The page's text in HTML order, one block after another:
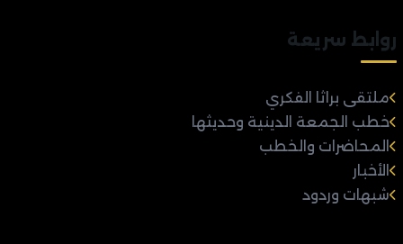
روابط سريعة
ملتقى براثا الفكري
خطب الجمعة الدينية وحديثها
المحاضرات والخطب
الأخبار
شبهات وردود